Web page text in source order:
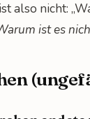
also nicht:
ist es